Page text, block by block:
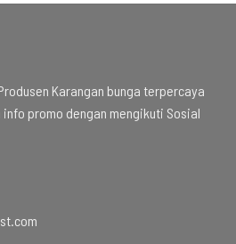
Karangan bunga terpercaya
info promo dengan mengikuti Sosial